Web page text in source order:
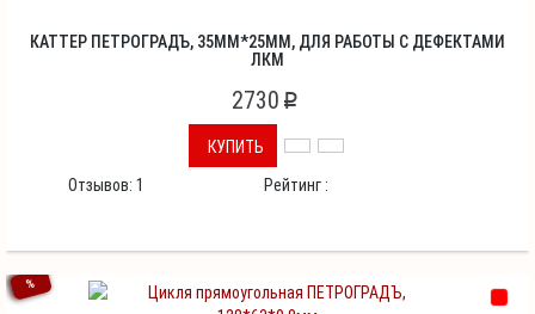
КАТТЕР ПЕТРОГРАДЪ, 35ММ*25ММ, ДЛЯ РАБОТЫ С ДЕФЕКТАМИ
ЛКМ
2730 p
КУПИТЬ
Отзывов:1 Рейтинг :
%